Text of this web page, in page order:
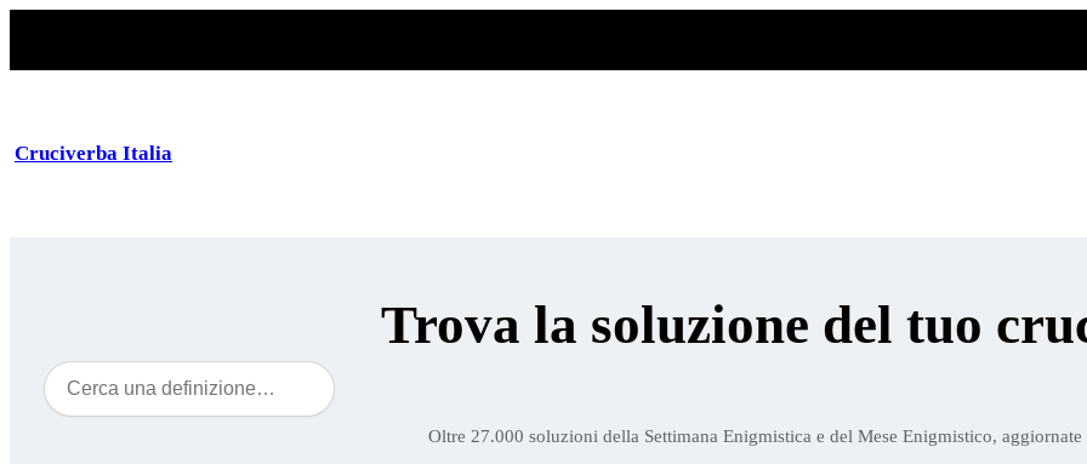
Cruciverba Italia
Trova la soluzione del tuo
Cerca
Oltre 27.000 soluzioni della Settimana Enigmistica e del Mese Enigmistico, aggiornate